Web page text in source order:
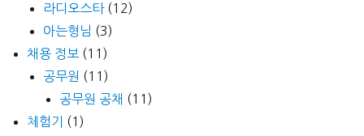
라디오스타(12)
아는형님 (3)
채용 정보 (11)
공무원 (11)
공무원 공채 (11)
체험기
(1)